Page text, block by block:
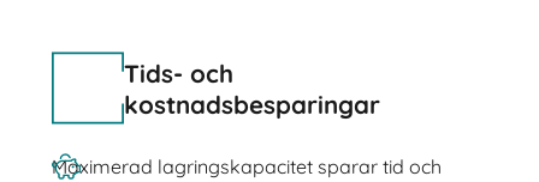
Tids- och
kostnadsbesparingar
Maximerad lagringskapacitet sparar tid och